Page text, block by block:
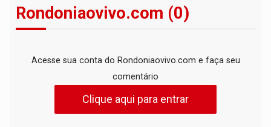
Rondoniaovivo.com (0)
Acesse sua conta do Rondoniaovivo.com e faça seu
comentário
Clique aqui para entrar